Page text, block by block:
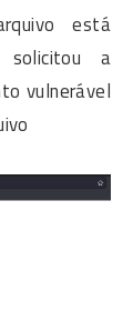
está
solicitou a
vulnerável